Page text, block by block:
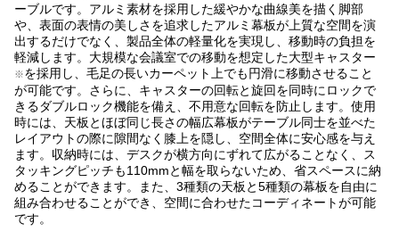
ーブルです。アルミ素材を採用した緩やかな曲線美を描く脚部
や、表面の表情の美しさを追求したアルミ幕板が上質な空間を演
出するだけでなく、製品全体の軽量化を実現し、移動時の負担を
軽減します。大規模な会議室での移動を想定した大型キャスター
※を採用し、毛足の長いカーペット上でも円滑に移動させること
が可能です。さらに、キャスターの回転と旋回を同時にロックで
きるダブルロック機能を備え、不用意な回転を防止します。使用
時には、天板とほぼ同じ長さの幅広幕板がテーブル同士を並べた
レイアウトの際に隙間なく膝上を隠し、空間全体に安心感を与え
ます。収納時には、デスクが横方向にずれて広がることなく、ス
タッキングピッチも110mmと幅を取らないため、省スペースに納
めることができます。また、3種類の天板と5種類の幕板を自由に
組み合わせることができ、空間に合わせたコーディネートが可能
です。